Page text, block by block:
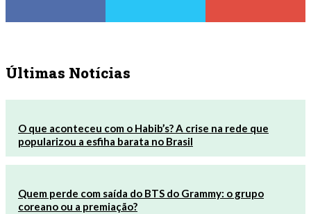
Últimas Notícias
O que aconteceu com o Habib’s? A crise na rede que
popularizou a esfiha barata no Brasil
Quem perde com saída do BTS do Grammy: o grupo
coreano ou a premiação?